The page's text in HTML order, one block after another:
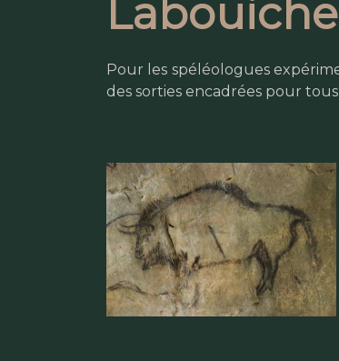
Pour les spéléologues
des sorties encadrées pour